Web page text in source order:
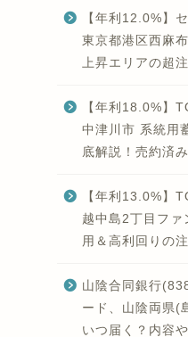
【年利12.0%】
東京都港区西麻
上昇エリアの超
【年利18.0%】
中津川市 系統用
底解説！売約済
【年利13.0%】
越中島2丁目ファ
用＆高利回りの
山陰合同銀行
ード、山陰両県(
いつ届く？内容